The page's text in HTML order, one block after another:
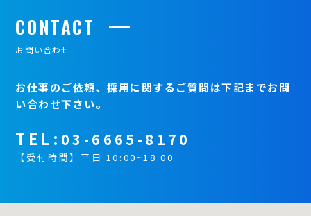
CONTACT
お問い合わせ
お仕事のご依頼、採用に関するご質問は下記までお問
い合わせ下さい。
TEL: 03-6665-8170
【受付時間】平日 10:00~18:00